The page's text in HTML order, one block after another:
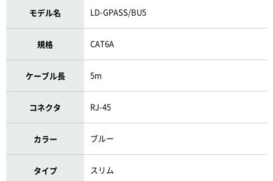
モデル名 LD-GPASS/BU5
規格 CAT6A
ケーブル長 5m
コネクタ RJ-45
カラー ブルー
タイプ スリム